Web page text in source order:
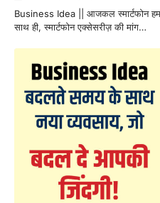
Business Idea || आजकल स्मार्टफोन
साथ ही, स्मार्टफोन एक्सेसरीज़ की मांग…